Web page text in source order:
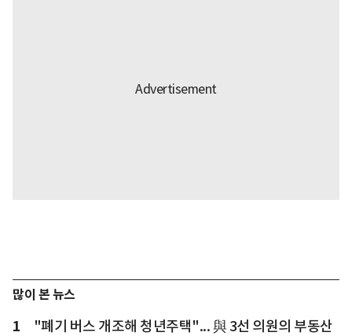
많이 본 뉴스
1
"폐기 버스 개조해 청년주택"... 與 3선 의원의 부동산